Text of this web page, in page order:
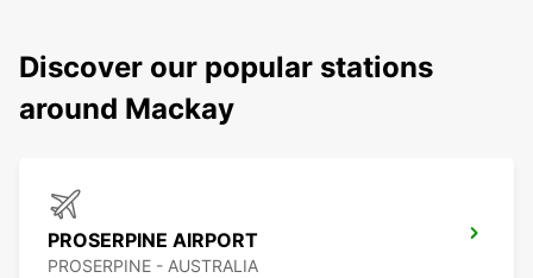
Discover our popular stations
around Mackay
PROSERPINE AIRPORT
PROSERPINE - AUSTRALIA